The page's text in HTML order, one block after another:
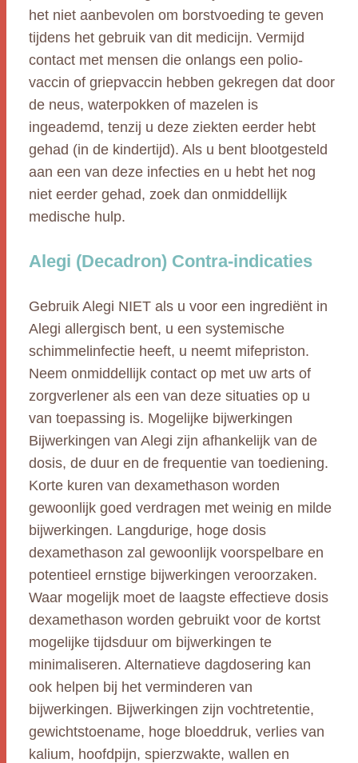
het niet aanbevolen om borstvoeding te geven
tijdens het gebruik van dit medicijn. Vermijd
contact met mensen die onlangs een polio-
vaccin of griepvaccin hebben gekregen dat door
de neus, waterpokken of mazelen is
ingeademd, tenzij u deze ziekten eerder hebt
gehad (in de kindertijd). Als u bent blootgesteld
aan een van deze infecties en u hebt het nog
niet eerder gehad, zoek dan onmiddellijk
medische hulp.
Alegi (Decadron) Contra-indicaties
Gebruik Alegi NIET als u voor een ingrediënt in
Alegi allergisch bent, u een systemische
schimmelinfectie heeft, u neemt mifepriston.
Neem onmiddellijk contact op met uw arts of
zorgverlener als een van deze situaties op u
van toepassing is. Mogelijke bijwerkingen
Bijwerkingen van Alegi zijn afhankelijk van de
dosis, de duur en de frequentie van toediening.
Korte kuren van dexamethason worden
gewoonlijk goed verdragen met weinig en milde
bijwerkingen. Langdurige, hoge dosis
dexamethason zal gewoonlijk voorspelbare en
potentieel ernstige bijwerkingen veroorzaken.
Waar mogelijk moet de laagste effectieve dosis
dexamethason worden gebruikt voor de kortst
mogelijke tijdsduur om bijwerkingen te
minimaliseren. Alternatieve dagdosering kan
ook helpen bij het verminderen van
bijwerkingen. Bijwerkingen zijn vochtretentie,
gewichtstoename, hoge bloeddruk, verlies van
kalium, hoofdpijn, spierzwakte, wallen en